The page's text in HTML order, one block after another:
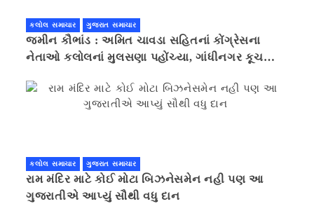
કલોલ સમાચાર ગુજરાત સમાચાર
જમીન કૌભાંડ : અમિત ચાવડા સહિતનાં કોંગ્રેસના
નેતાઓ કલોલનાં મુલસણા પહોંચ્યા, ગાંધીનગર કૂચ
કલોલ સમાચાર ગુજરાત સમાચાર
રામ મંદિર માટે કોઈ મોટા બિઝનેસમેન નહી પણ આ
ગુજરાતીએ આપ્યું સૌથી વધુ દાન